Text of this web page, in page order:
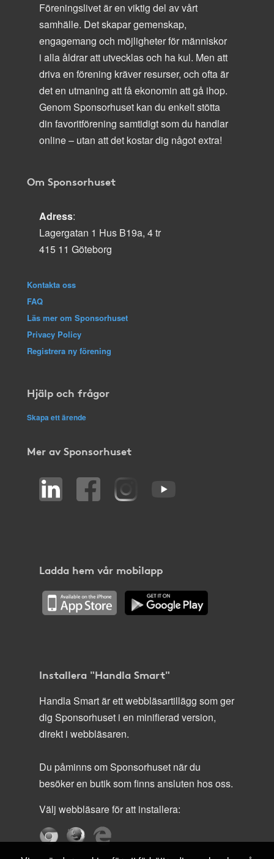
Föreningslivet är en viktig del av vårt
samhälle. Det skapar gemenskap,
engagemang och möjligheter för människor
i alla åldrar att utvecklas och ha kul. Men att
driva en förening kräver resurser, och ofta är
det en utmaning att få ekonomin att gå ihop.
Genom Sponsorhuset kan du enkelt stötta
din favoritförening samtidigt som du handlar
online – utan att det kostar dig något extra!
Om Sponsorhuset
Adress:
Lagergatan 1 Hus B19a, 4 tr
415 11 Göteborg
Kontakta oss
FAQ
Läs mer om Sponsorhuset
Privacy Policy
Registrera ny förening
Hjälp och frågor
Skapa ett ärende
Mer av Sponsorhuset
Ladda hem vår mobilapp
Installera "Handla Smart"
Handla Smart är ett webbläsartillägg som ger
dig Sponsorhuset i en minifierad version,
direkt i webbläsaren.
Du påminns om Sponsorhuset när du
besöker en butik som finns ansluten hos oss.
Välj webbläsare för att installera: